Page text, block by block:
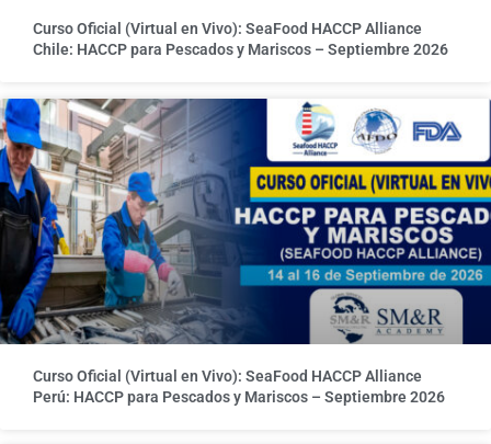
Curso Oficial (Virtual en Vivo): SeaFood HACCP Alliance
Chile: HACCP para Pescados y Mariscos – Septiembre 2026
Curso Oficial (Virtual en Vivo): SeaFood HACCP Alliance
Perú: HACCP para Pescados y Mariscos – Septiembre 2026